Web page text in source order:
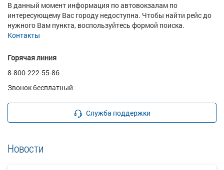
В данный момент информация по автовокзалам по
интересующему Вас городу недоступна. Чтобы найти рейс до
нужного Вам пункта, воспользуйтесь формой поиска.
Контакты
Горячая линия
8-800-222-55-86
Звонок бесплатный
Служба поддержки
Новости